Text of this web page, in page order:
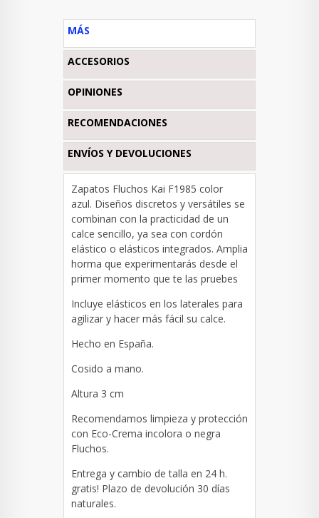
MÁS
ACCESORIOS
OPINIONES
RECOMENDACIONES
ENVÍOS Y DEVOLUCIONES
Zapatos Fluchos Kai F1985 color
azul. Diseños discretos y versátiles se
combinan con la practicidad de un
calce sencillo, ya sea con cordón
elástico o elásticos integrados. Amplia
horma que experimentarás desde el
primer momento que te las pruebes
Incluye elásticos en los laterales para
agilizar y hacer más fácil su calce.
Hecho en España.
Cosido a mano.
Altura 3 cm
Recomendamos limpieza y protección
con Eco-Crema incolora o negra
Fluchos.
Entrega y cambio de talla en 24 h.
gratis! Plazo de devolución 30 días
naturales.